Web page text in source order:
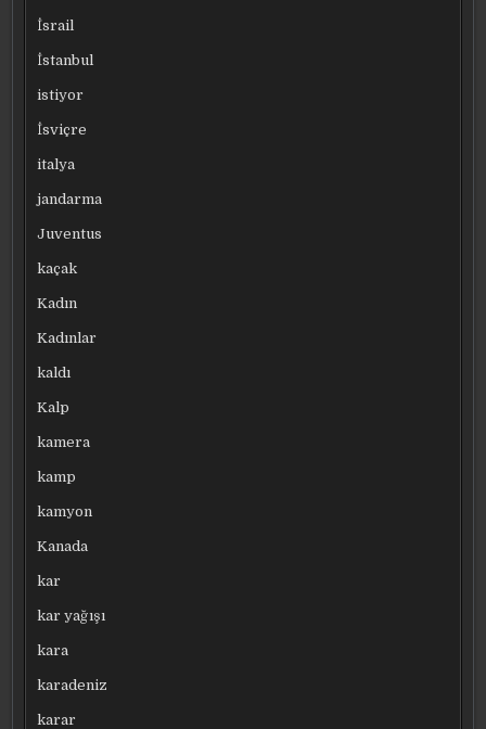
İsrail
İstanbul
istiyor
İsviçre
italya
jandarma
Juventus
kaçak
Kadın
Kadınlar
kaldı
Kalp
kamera
kamp
kamyon
Kanada
kar
kar yağışı
kara
karadeniz
karar